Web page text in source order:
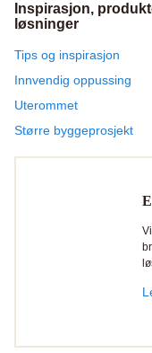
Inspirasjon,
løsninger
Tips og inspirasjon
Innvendig oppussing
Uterommet
Større byggeprosjekt